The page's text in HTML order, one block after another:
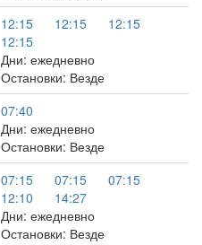
12:15 12:15
12:15
12:15
Дни: ежедневно
Остановки: Везде
07:40
Дни: ежедневно
Остановки: Везде
07:15 07:15
07:15
12:10
14:27
Дни: ежедневно
Остановки: Везде